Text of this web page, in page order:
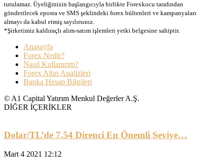
tutulamaz. Üyeliğinizin başlangıcıyla birlikte Forexkocu tarafından
gönderilecek eposta ve SMS şeklindeki forex bültenleri ve kampanyaları
almayı da kabul etmiş sayılırsınız.
*Şirketimiz kaldıraçlı alım-satım işlemleri yetki belgesine sahiptir.
Anasayfa
Forex Nedir?
Nasıl Kullanırım?
Forex Altın Analizleri
Banka Hesap Bilgileri
© A1 Capital Yatırım Menkul Değerler A.Ş.
DİĞER İÇERİKLER
Dolar/TL’de 7.54 Direnci En Önemli Seviye…
Mart 4 2021 12:12